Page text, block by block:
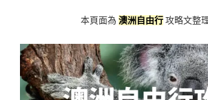
本頁面為 澳洲自由行 攻略文整